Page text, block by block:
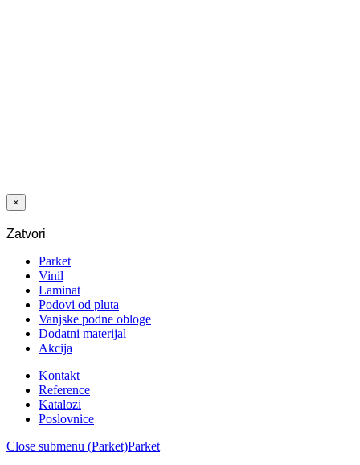
×
Zatvori
Parket
Vinil
Laminat
Podovi od pluta
Vanjske podne obloge
Dodatni materijal
Akcija
Kontakt
Reference
Katalozi
Poslovnice
Close submenu (Parket)Parket